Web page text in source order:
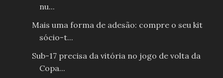
nu...
Mais uma forma de adesão: compre o seu kit
sócio-t...
Sub-17 precisa da vitória no jogo de volta da
Copa...